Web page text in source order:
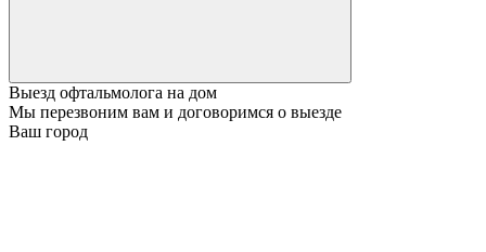
Выезд офтальмолога на дом
Мы перезвоним вам и договоримся о выезде
Ваш город